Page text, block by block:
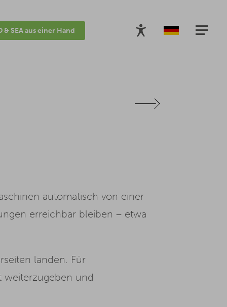
& SEA aus einer Hand
automatisch von einer
erreichbar bleiben – etwa
landen. Für
weiterzugeben und